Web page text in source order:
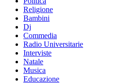
Religione
Bambini
Dj
Commedia
Radio Universitarie
Interviste
Natale
Musica
Educazione